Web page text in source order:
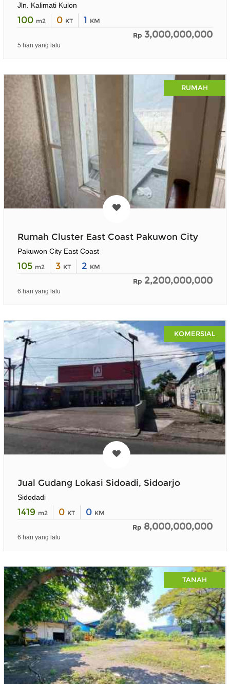
Jln. Kalimati Kulon
100 m2 0 KT 1 KM
Rp 3,000,000,000
5 hari yang lalu
RUMAH
Rumah Cluster East Coast Pakuwon City
Pakuwon City East Coast
105 m2 3 KT 2 KM
Rp 2,200,000,000
6 hari yang lalu
KOMERSIAL
Jual Gudang Lokasi Sidoadi, Sidoarjo
Sidodadi
1419 m2 0 KT 0 KM
Rp 8,000,000,000
6 hari yang lalu
TANAH